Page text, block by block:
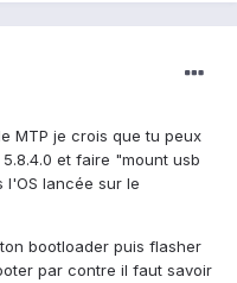
MTP je crois que tu peux
et faire "mount usb
lancée sur le
bootloader puis flasher
par contre il faut savoir